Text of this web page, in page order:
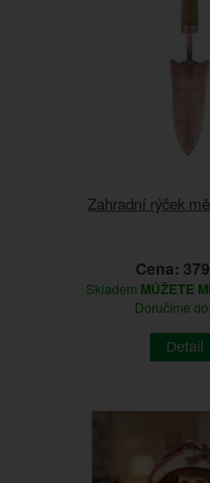
Zahradní rýček
Cena:
Skladem MŮŽETE
Doručíme
Detail